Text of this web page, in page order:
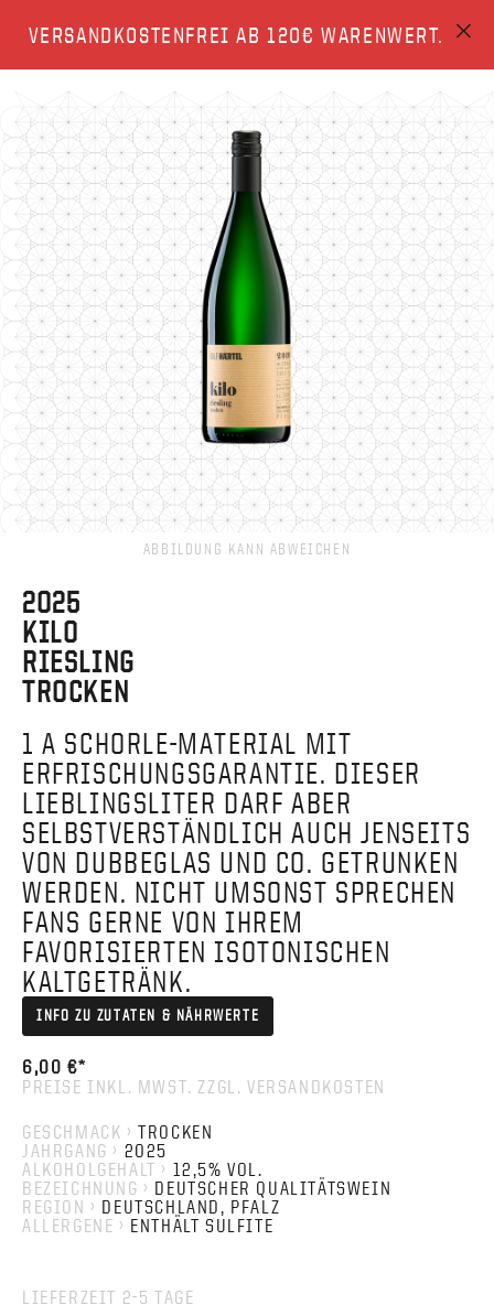
VERSANDKOSTENFREI AB 120€ WARENWERT.
ABBILDUNG KANN ABWEICHEN
2025
KILO
RIESLING
TROCKEN
1 A SCHORLE-MATERIAL MIT
ERFRISCHUNGSGARANTIE. DIESER
LIEBLINGSLITER DARF ABER
SELBSTVERSTÄNDLICH AUCH JENSEITS
VON DUBBEGLAS UND CO. GETRUNKEN
WERDEN. NICHT UMSONST SPRECHEN
FANS GERNE VON IHREM
FAVORISIERTEN ISOTONISCHEN
KALTGETRÄNK.
INFO ZU ZUTATEN & NÄHRWERTE
6,00 €*
PREISE INKL. MWST. ZZGL. VERSANDKOSTEN
GESCHMACK › TROCKEN
JAHRGANG › 2025
ALKOHOLGEHALT › 12,5% VOL.
BEZEICHNUNG › DEUTSCHER QUALITÄTSWEIN
REGION › DEUTSCHLAND, PFALZ
ALLERGENE › ENTHÄLT SULFITE
LIEFERZEIT 2-5 TAGE